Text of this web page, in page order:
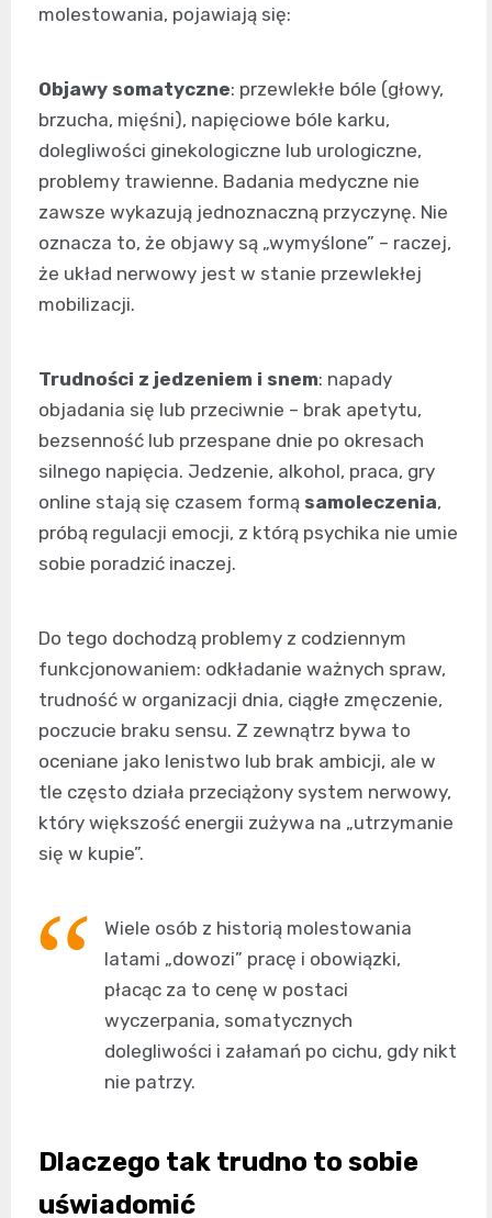
molestowania, pojawiają się:
Objawy somatyczne: przewlekłe bóle (głowy,
brzucha, mięśni), napięciowe bóle karku,
dolegliwości ginekologiczne lub urologiczne,
problemy trawienne. Badania medyczne nie
zawsze wykazują jednoznaczną przyczynę. Nie
oznacza to, że objawy są „wymyślone” – raczej,
że układ nerwowy jest w stanie przewlekłej
mobilizacji.
Trudności z jedzeniem i snem: napady
objadania się lub przeciwnie – brak apetytu,
bezsenność lub przespane dnie po okresach
silnego napięcia. Jedzenie, alkohol, praca, gry
online stają się czasem formą samoleczenia,
próbą regulacji emocji, z którą psychika nie umie
sobie poradzić inaczej.
Do tego dochodzą problemy z codziennym
funkcjonowaniem: odkładanie ważnych spraw,
trudność w organizacji dnia, ciągłe zmęczenie,
poczucie braku sensu. Z zewnątrz bywa to
oceniane jako lenistwo lub brak ambicji, ale w
tle często działa przeciążony system nerwowy,
który większość energii zużywa na „utrzymanie
się w kupie”.
Wiele osób z historią molestowania
latami „dowozi” pracę i obowiązki,
płacąc za to cenę w postaci
wyczerpania, somatycznych
dolegliwości i załamań po cichu, gdy nikt
nie patrzy.
Dlaczego tak trudno to sobie
uświadomić